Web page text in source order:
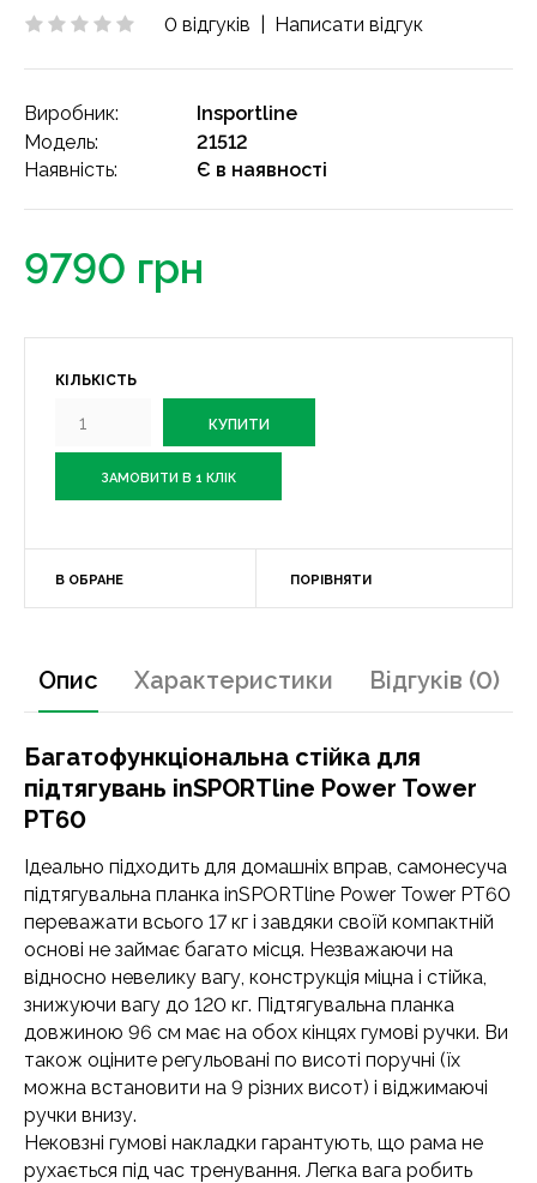
0 відгуків Написати відгук
Виробник:
Insportline
Модель:
21512
Наявність:
Є в наявності
9790 грн
КІЛЬКІСТЬ
ЗАМОВИТИ В 1 КЛІК
В ОБРАНЕ ПОРІВНЯТИ
Опис Характеристики Відгуків (0)
Багатофункціональна стійка для
підтягувань inSPORTline Power Tower
PT60
Ідеально підходить для домашніх вправ, самонесуча
підтягувальна планка inSPORTline Power Tower PT60
переважати всього 17 кг і завдяки своїй компактній
основі не займає багато місця. Незважаючи на
відносно невелику вагу, конструкція міцна і стійка,
знижуючи вагу до 120 кг. Підтягувальна планка
довжиною 96 см має на обох кінцях гумові ручки. Ви
також оціните регульовані по висоті поручні (їх
можна встановити на 9 різних висот) і віджимаючі
ручки внизу.
Нековзні гумові накладки гарантують, що рама не
рухається під час тренування. Легка вага робить